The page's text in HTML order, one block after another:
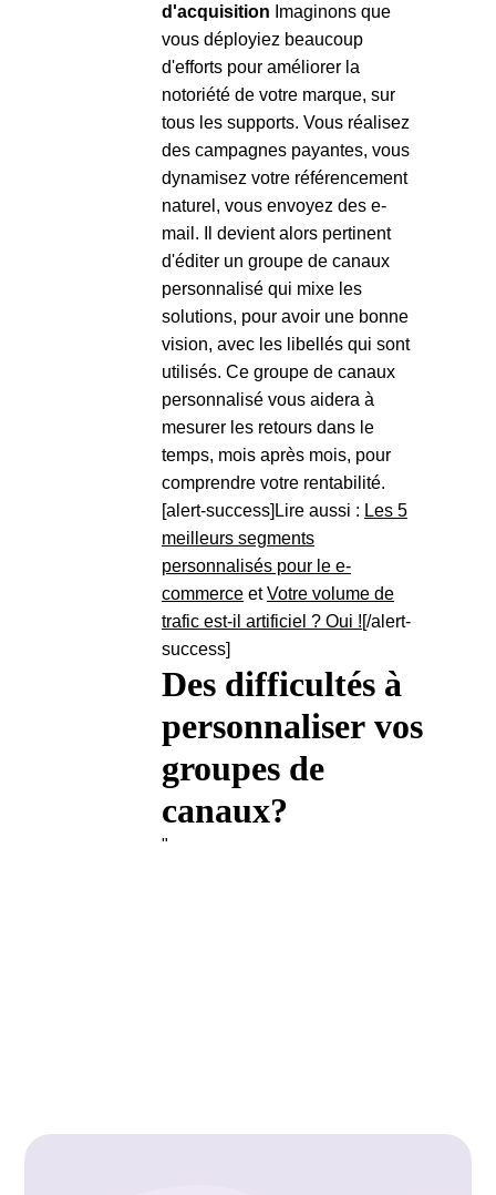
d'acquisition Imaginons que
vous déployiez beaucoup
d'efforts pour améliorer la
notoriété de votre marque, sur
tous les supports. Vous réalisez
des campagnes payantes, vous
dynamisez votre référencement
naturel, vous envoyez des e-
mail. Il devient alors pertinent
d'éditer un groupe de canaux
personnalisé qui mixe les
solutions, pour avoir une bonne
vision, avec les libellés qui sont
utilisés. Ce groupe de canaux
personnalisé vous aidera à
mesurer les retours dans le
temps, mois après mois, pour
comprendre votre rentabilité.
[alert-success]Lire aussi : Les 5
meilleurs segments
personnalisés pour le e-
commerce etVotre volume de
trafic est-il artificiel ? Oui ![/alert-
success]
Des difficultés à
personnaliser vos
groupes de
canaux?
"